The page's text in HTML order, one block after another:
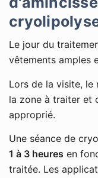
Le jour du
vêtements amples
Lors de la visite, le
la zone à traiter et
approprié.
Une séance de
1 à 3 heures en
traitée. Les